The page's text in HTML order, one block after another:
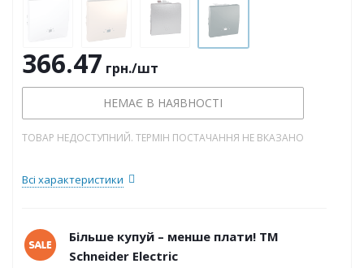
366.47 грн./шт
НЕМАЄ В НАЯВНОСТІ
ТОВАР НЕДОСТУПНИЙ. ТЕРМІН ПОСТАЧАННЯ НЕ ВКАЗАНО
Всі характеристики
Більше купуй – менше плати! ТМ
Schneider Electric